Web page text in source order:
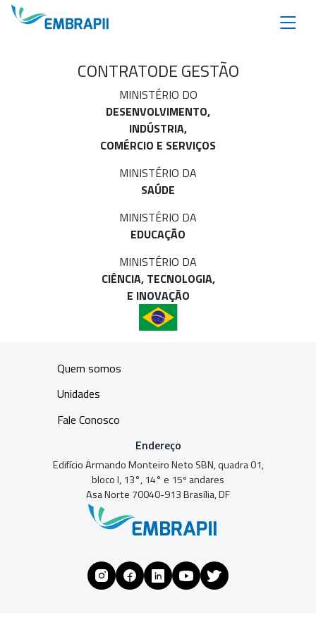
CONTRATODE GESTÃO
MINISTÉRIO DO
DESENVOLVIMENTO,
INDÚSTRIA,
COMÉRCIO E SERVIÇOS
MINISTÉRIO DA
SAÚDE
MINISTÉRIO DA
EDUCAÇÃO
MINISTÉRIO DA
CIÊNCIA, TECNOLOGIA,
E INOVAÇÃO
Quem somos
Unidades
Fale Conosco
Endereço
Edifício Armando Monteiro Neto SBN, quadra 01,
bloco I, 13°, 14° e 15º andares
Asa Norte 70040-913 Brasília, DF